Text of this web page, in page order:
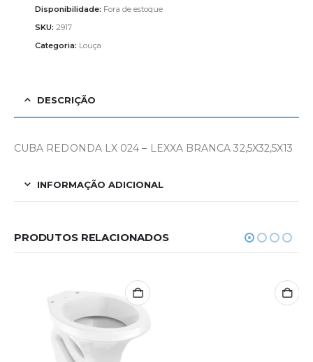
Disponibilidade: Fora de estoque
SKU: 2917
Categoria: Louça
DESCRIÇÃO
CUBA REDONDA LX 024 – LEXXA BRANCA 32,5X32,5X13
INFORMAÇÃO ADICIONAL
PRODUTOS RELACIONADOS